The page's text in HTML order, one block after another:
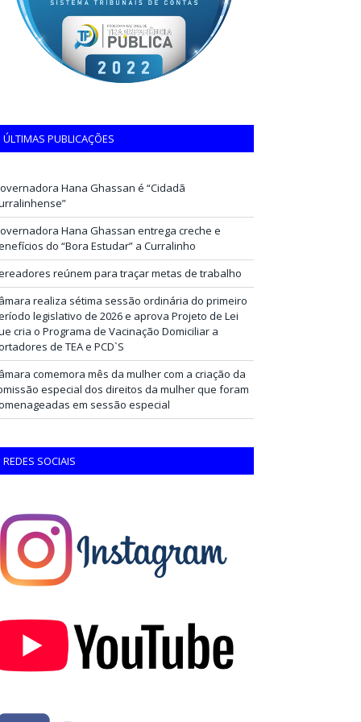
ÚLTIMAS PUBLICAÇÕES
Hana Ghassan é “Cidadã
Hana Ghassan entrega creche e
do “Bora Estudar” a Curralinho
reúnem para traçar metas de trabalho
realiza sétima sessão ordinária do primeiro
legislativo de 2026 e aprova Projeto de Lei
cria o Programa de Vacinação Domiciliar a
de TEA e PCD`S
comemora mês da mulher com a criação da
especial dos direitos da mulher que foram
em sessão especial
REDES SOCIAIS